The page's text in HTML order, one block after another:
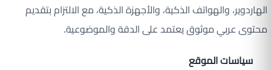
الهاردوير، والهواتف الذكية، والأجهزة الذكية، مع الالتزام بتقديم
محتوى عربي موثوق يعتمد على الدقة والموضوعية.
سياسات الموقع